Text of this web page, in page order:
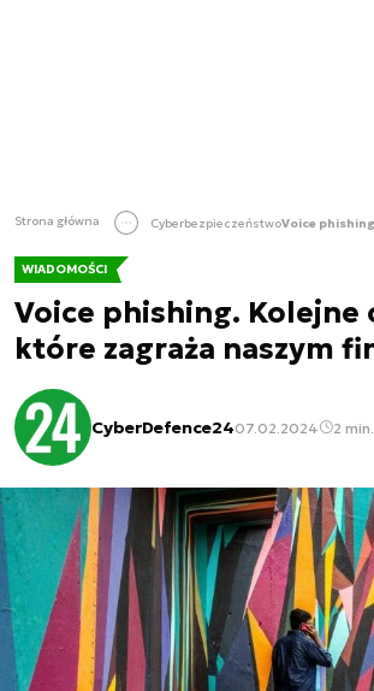
Strona główna Cyberbezpieczeństwo
WIADOMOŚCI
Voice phishing. Kolejne
które zagraża naszym
CyberDefence2407.02.2024 2 min.